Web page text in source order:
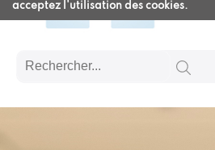
acceptez l'utilisation des cookies.